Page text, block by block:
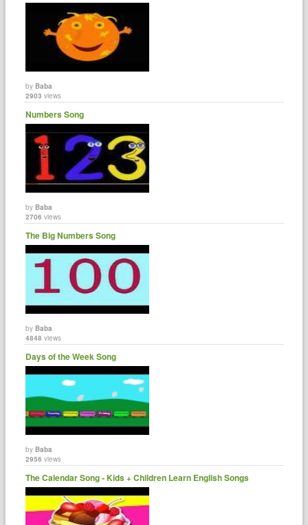
by Baba
2903 views
Numbers Song
by Baba
2706 views
The Big Numbers Song
by Baba
4848 views
Days of the Week Song
by Baba
2956 views
The Calendar Song - Kids + Children Learn English Songs